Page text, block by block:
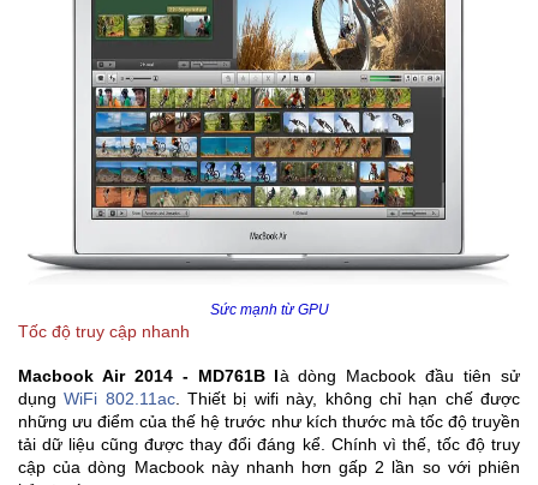
Sức mạnh từ GPU
Tốc độ truy cập nhanh
Macbook Air 2014 - MD761B là dòng Macbook đầu tiên sử
dụngWiFi 802.11ac. Thiết bị wifi này, không chỉ hạn chế được
những ưu điểm của thế hệ trước như kích thước mà tốc độ truyền
tải dữ liệu cũng được thay đổi đáng kể. Chính vì thế, tốc độ truy
cập của dòng Macbook này nhanh hơn gấp 2 lần so với phiên